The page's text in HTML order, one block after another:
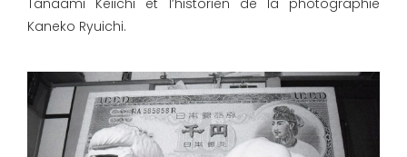
Tanaami Keiichi et l’historien de la photographie
Kaneko Ryuichi.